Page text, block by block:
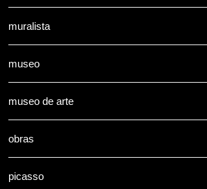
muralista
museo
museo de arte
obras
picasso